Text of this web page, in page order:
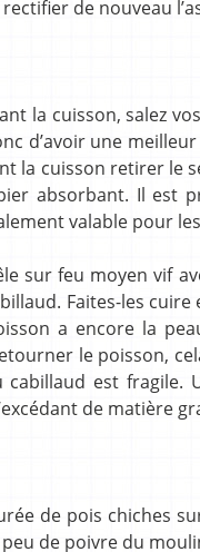
de nouveau
la cuisson, salez
d’avoir une
la cuisson retirer le
absorbant. Il est
valable pour
sur feu moyen vif
Faites-les
a encore la
le poisson,
est fragile.
de matière
de pois chiches
de poivre du